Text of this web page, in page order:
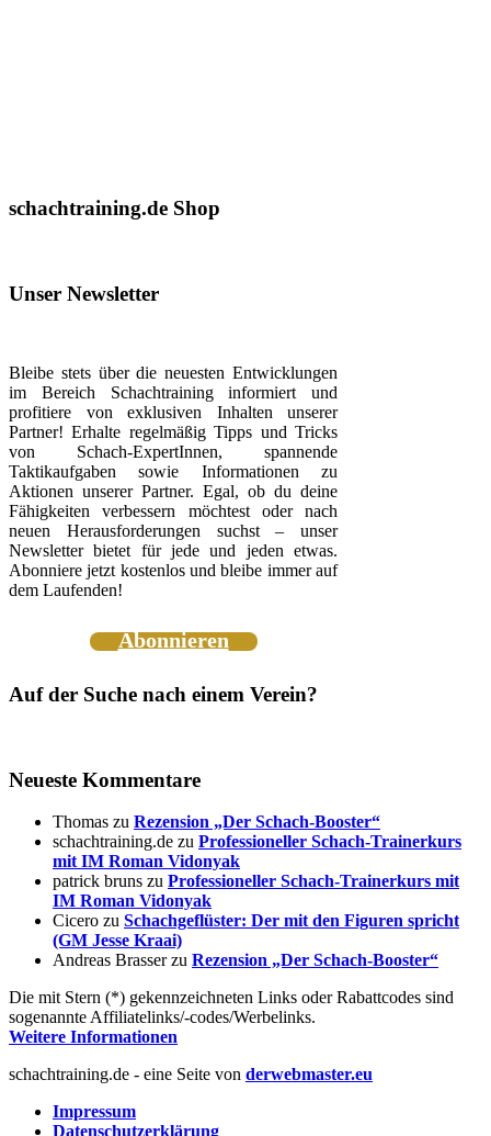
schachtraining.de Shop
Unser Newsletter
Bleibe stets über die neuesten Entwicklungen
im Bereich Schachtraining informiert und
profitiere von exklusiven Inhalten unserer
Partner! Erhalte regelmäßig Tipps und Tricks
von Schach-ExpertInnen, spannende
Taktikaufgaben sowie Informationen zu
Aktionen unserer Partner. Egal, ob du deine
Fähigkeiten verbessern möchtest oder nach
neuen Herausforderungen suchst – unser
Newsletter bietet für jede und jeden etwas.
Abonniere jetzt kostenlos und bleibe immer auf
dem Laufenden!
Abonnieren
Auf der Suche nach einem Verein?
Neueste Kommentare
Thomas zu Rezension „Der Schach-Booster“
schachtraining.de zu Professioneller Schach-Trainerkurs
mit IM Roman Vidonyak
patrick bruns zu Professioneller Schach-Trainerkurs mit
IM Roman Vidonyak
Cicero zu Schachgeflüster: Der mit den Figuren spricht
(GM Jesse Kraai)
Andreas Brasserzu Rezension „Der Schach-Booster“
Die mit Stern (*) gekennzeichneten Links oder Rabattcodes sind
sogenannte Affiliatelinks/-codes/Werbelinks.
Weitere Informationen
schachtraining.de - eine Seite von derwebmaster.eu
Impressum
Datenschutzerklärung